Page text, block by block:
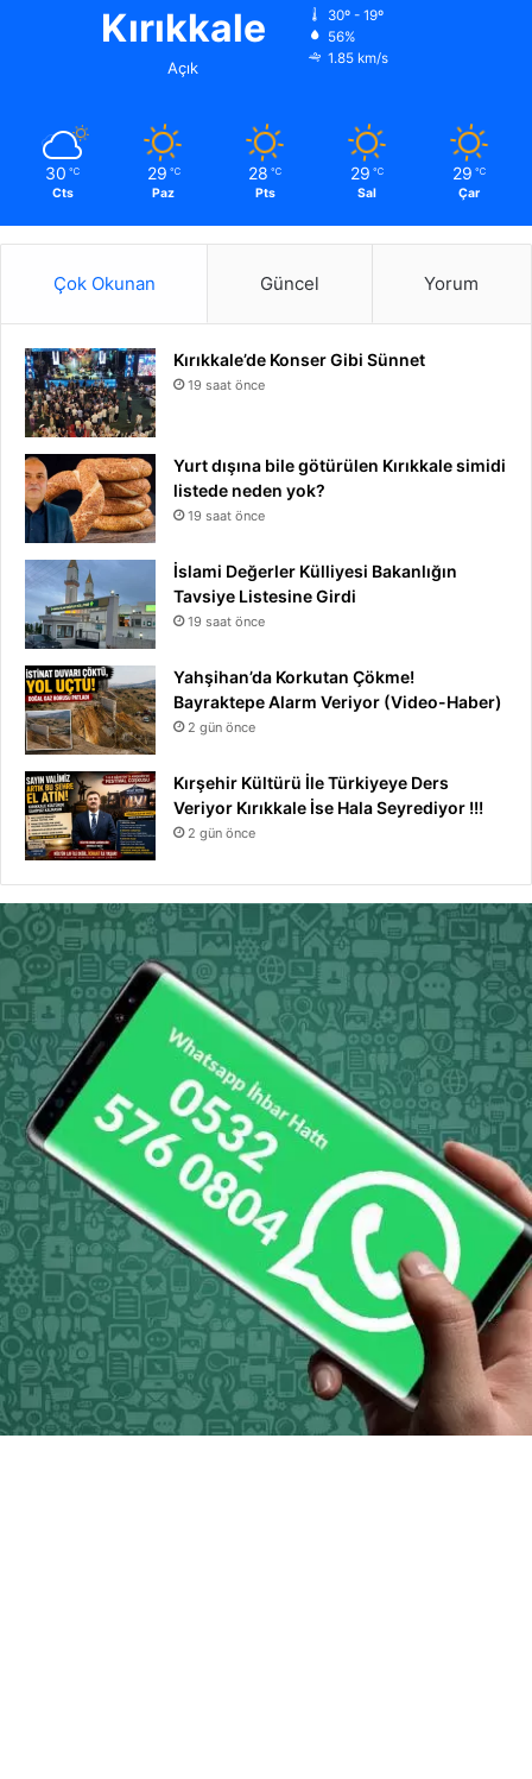
Kırıkkale
Açık
30º - 19º
56%
1.85 km/s
30 ℃
Cts
29 ℃
Paz
28 ℃
Pts
29 ℃
Sal
29 ℃
Çar
Çok Okunan Güncel Yorum
Kırıkkale’de Konser Gibi Sünnet
19 saat önce
Yurt dışına bile götürülen Kırıkkale simidi
listede neden yok?
19 saat önce
İslami Değerler Külliyesi Bakanlığın
Tavsiye Listesine Girdi
19 saat önce
Yahşihan’da Korkutan Çökme!
Bayraktepe Alarm Veriyor (Video-Haber)
2 gün önce
Kırşehir Kültürü İle Türkiyeye Ders
Veriyor Kırıkkale İse Hala Seyrediyor !!!
2 gün önce